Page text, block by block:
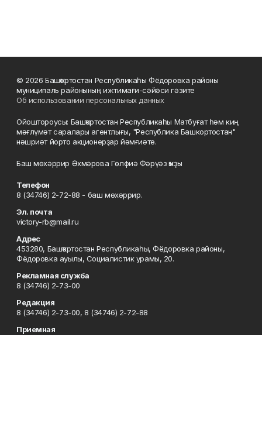
© 2026 Башҡортостан Республикаһы Фёдоровка районы
муниципаль районының ижтимағи-сәйәси гәзите
Об использовании персональных данных
Ойоштороусы: Башҡортостан Республикаһы Матбуғат һәм киң
мәғлүмәт саралары агентлығы, "Республика Башкортостан"
нәшриәт йорто акционерҙар йәмғиәте.
Баш мөхәррир Әхмәрова Гөлфиә Фәрүәз ҡыҙы
Телефон
8 (34746) 2-72-88 - баш мөхәррир.
Эл. почта
victory-rb@mail.ru
Адрес
453280, Башҡортостан Республикаһы, Фёдоровка районы,
Фёдоровка ауылы, Социалистик урамы, 20.
Рекламная служба
8 (34746) 2-73-00
Редакция
8 (34746) 2-73-00, 8 (34746) 2-72-88
Приемная